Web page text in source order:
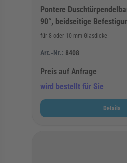
Pontere
90°, beidseitige
für 8 oder 10 mm Glasdicke
Art.-Nr.: 8408
Preis auf Anfrage
wird bestellt für Sie
Details